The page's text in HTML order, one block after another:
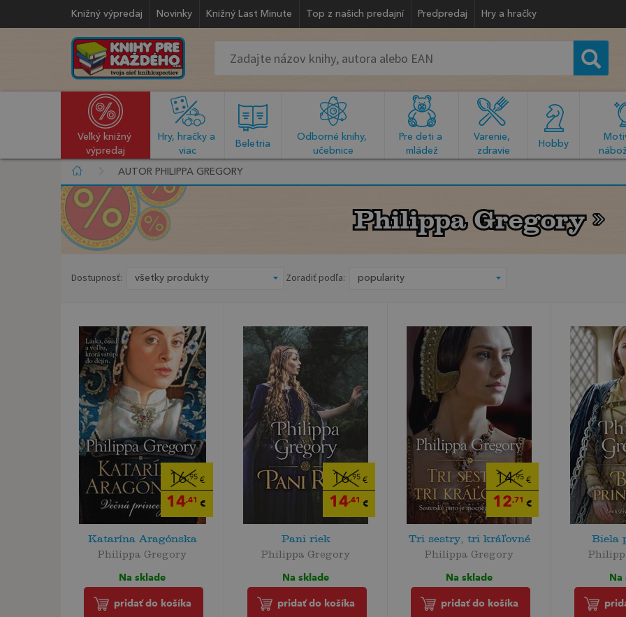
Knižný výpredaj Novinky Knižný Last Minute Top z našich predajní Predpredaj Hry a hračky
Veľký knižný
výpredaj
Hry, hračky a
viac
Beletria
Odborné knihy,
učebnice
Pre deti a
mládež
Varenie,
zdravie
Hobby
AUTOR PHILIPPA GREGORY
Philippa Gregory
Philippa Gregory
Dostupnosť: Zoradiť podľa:
16,95 €
14,41 €
Katarína Aragónska
Philippa Gregory
Na sklade
pridať do košíka
16,95€
14,41 €
Pani riek
Philippa Gregory
Na sklade
pridať do košíka
14,95€
12,71 €
Tri sestry, tri kráľovné
Philippa Gregory
Na sklade
pridať do košíka
Biela
Na